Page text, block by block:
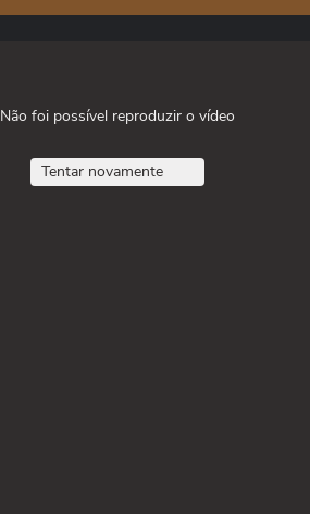
Não foi possível reproduzir o vídeo
Tentar novamente